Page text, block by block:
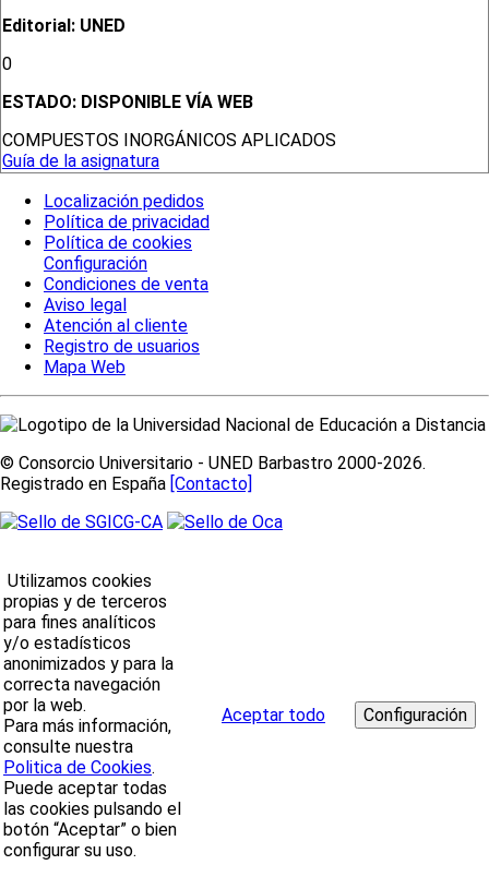
Editorial: UNED
0
ESTADO: DISPONIBLE VÍA WEB
COMPUESTOS INORGÁNICOS APLICADOS
Guía de la asignatura
Localización pedidos
Política de privacidad
Política de cookies
Configuración
Condiciones de venta
Aviso legal
Atención al cliente
Registro de usuarios
Mapa Web
© Consorcio Universitario - UNED Barbastro 2000-2026.
Registrado en España [Contacto]
Utilizamos cookies
propias y de terceros
para fines analíticos
y/o estadísticos
anonimizados y para la
correcta navegación
por la web.
Para más información,
consulte nuestra
Politica de Cookies.
Puede aceptar todas
las cookies pulsando el
botón “Aceptar” o bien
configurar su uso.
Aceptar todo